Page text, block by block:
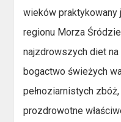
wieków
regionu Morza
najzdrowszych diet
bogactwo świeżych
pełnoziarnistych
prozdrowotne